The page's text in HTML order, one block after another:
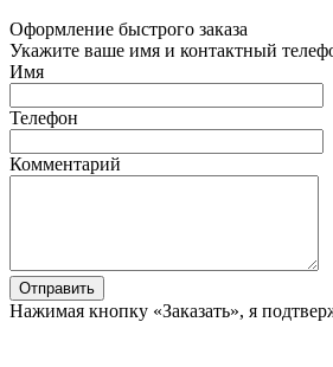
Оформление быстрого заказа
Укажите ваше имя и контактный
Имя
Телефон
Комментарий
Отправить
Нажимая кнопку «Заказать», я